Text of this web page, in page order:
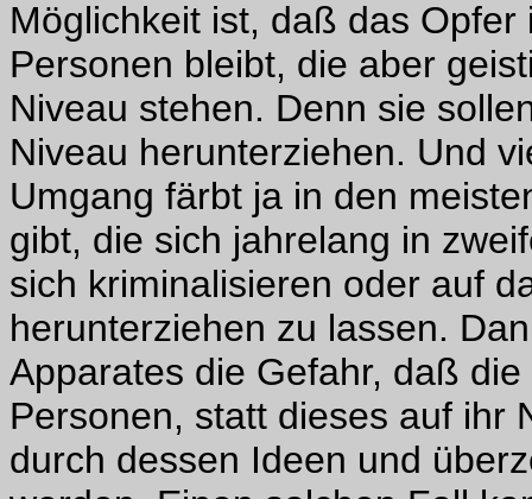
Möglichkeit ist, daß das
Personen bleibt, die aber
Niveau stehen. Denn sie
Niveau herunterziehen. Und
Umgang färbt ja in den
gibt, die sich jahrelang in
sich kriminalisieren oder auf
herunterziehen zu lassen.
Apparates die Gefahr, daß
Personen, statt dieses auf ihr
durch dessen Ideen und